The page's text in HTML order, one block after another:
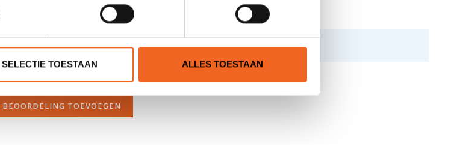
SELECTIE TOESTAAN ALLES TOESTAAN
op basis van 0 beoordelingen
BEOORDELING TOEVOEGEN